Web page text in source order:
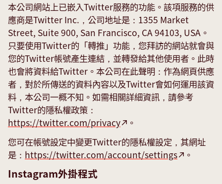
本公司網站上已嵌入Twitter服務的功能。該項服務的供
應商是Twitter Inc.，公司地址是：1355 Market
Street, Suite 900, San Francisco, CA 94103, USA。
只要使用Twitter的「轉推」功能，您拜訪的網站就會與
您的Twitter帳號產生連結，並轉發給其他使用者。此時
也會將資料給Twitter。本公司在此聲明：作為網頁供應
者，對於所傳送的資料內容以及Twitter會如何運用該資
料，本公司一概不知。如需相關詳細資訊，請參考
Twitter的隱私權政策：
https://twitter.com/privacy
。
您可在帳號設定中變更Twitter的隱私權設定，其網址
是： https://twitter.com/account/settings 。
Instagram外掛程式